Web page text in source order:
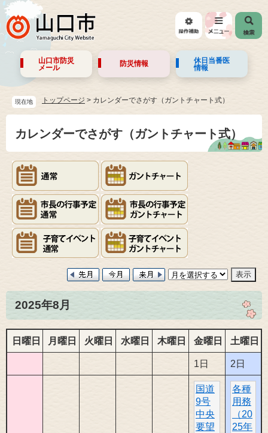
山口市防災
メール
防災情報
休日当番医
情報
現在地 トップページ > カレンダーでさがす（ガントチャート式）
カレンダーでさがす（ガントチャート式）
2025年8月
日曜日 月曜日 火曜日 水曜日 木曜日 金曜日 土曜日
1日 2日
国道
9号
中央
要望
各種
用務
（20
25年